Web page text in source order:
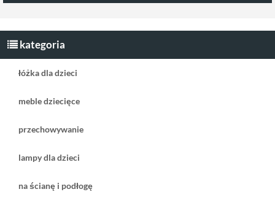
Napisz pierwszą recenzję jako klient!
kategoria
łóżka dla dzieci
meble dziecięce
przechowywanie
lampy dla dzieci
na ścianę i podłogę